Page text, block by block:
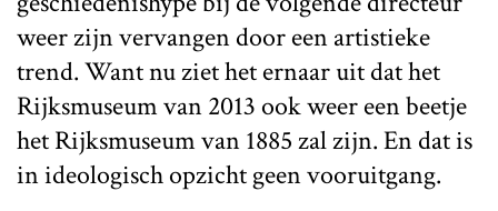
weer zijn vervangen door een artistieke
trend. Want nu ziet het ernaar uit dat het
Rijksmuseum van 2013 ook weer een beetje
het Rijksmuseum van 1885 zal zijn. En dat is
in ideologisch opzicht geen vooruitgang.